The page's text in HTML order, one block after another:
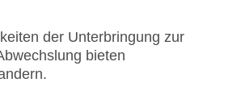
der Unterbringung zur
bieten